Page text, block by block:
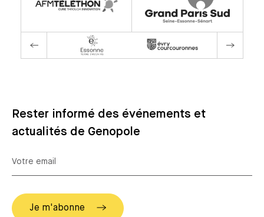
Rester informé des événements et
actualités de Genopole